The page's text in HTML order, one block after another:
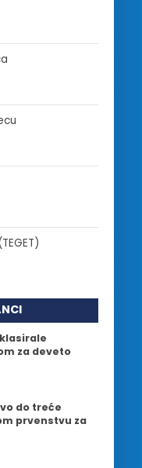
za deveto
do treće
prvenstvu za